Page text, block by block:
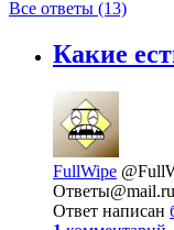
Все ответы (13)
Какие
FullWipe
Ответы@mail.ru
Ответ написан